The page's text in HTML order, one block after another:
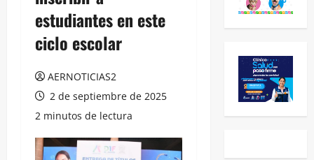
estudiantes en este
ciclo escolar
AERNOTICIAS2
2 de septiembre de 2025
2 minutos de lectura